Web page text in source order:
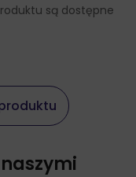
są dostępne